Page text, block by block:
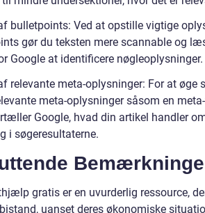
bulletpoints: Ved at opstille vigtige
gør du teksten mere scannable og
Google at identificere nøgleoplysninger.
relevante meta-oplysninger: For at øge
meta-oplysninger såsom en
Google, hvad din artikel handler
i søgeresultaterne.
gratis er en uvurderlig ressource,
uanset deres økonomiske